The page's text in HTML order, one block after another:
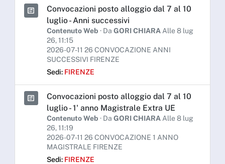
Convocazioni posto alloggio dal 7 al 10
luglio - Anni successivi
Contenuto Web · Da GORI CHIARA Alle 8 lug
26, 11:15
2026-07-11 26 CONVOCAZIONE ANNI
SUCCESSIVI FIRENZE
Sedi: FIRENZE
Convocazioni posto alloggio dal 7 al 10
luglio - 1' anno Magistrale Extra UE
Contenuto Web · Da GORI CHIARA Alle 8 lug
26, 11:19
2026-07-11 26 CONVOCAZIONE 1 ANNO
MAGISTRALE FIRENZE
Sedi: FIRENZE